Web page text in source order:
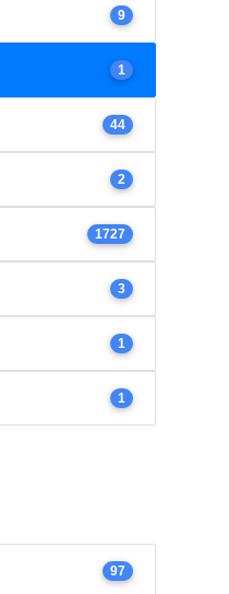
9
1
44
2
1727
3
1
1
97